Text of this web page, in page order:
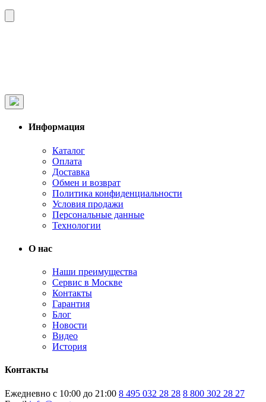
Информация
Каталог
Оплата
Доставка
Обмен и возврат
Политика конфиденциальности
Условия продажи
Персональные данные
Технологии
О нас
Наши преимущества
Сервис в Москве
Контакты
Гарантия
Блог
Новости
Видео
История
Контакты
Ежедневно с 10:00 до 21:00 8 495 032 28 28 8 800 302 28 27